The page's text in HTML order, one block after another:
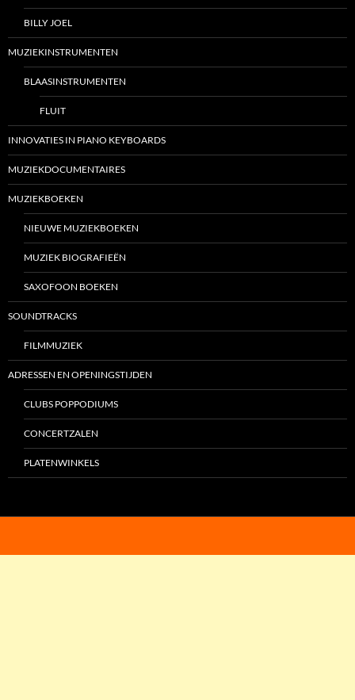
BILLY JOEL
MUZIEKINSTRUMENTEN
BLAASINSTRUMENTEN
FLUIT
INNOVATIES IN PIANO KEYBOARDS
MUZIEKDOCUMENTAIRES
MUZIEKBOEKEN
NIEUWE MUZIEKBOEKEN
MUZIEK BIOGRAFIEËN
SAXOFOON BOEKEN
SOUNDTRACKS
FILMMUZIEK
ADRESSEN EN OPENINGSTIJDEN
CLUBS POPPODIUMS
CONCERTZALEN
PLATENWINKELS